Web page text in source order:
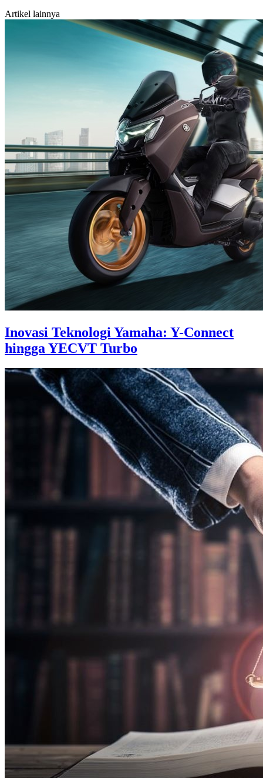
Artikel lainnya
Inovasi Teknologi Yamaha: Y-Connect
hingga YECVT Turbo